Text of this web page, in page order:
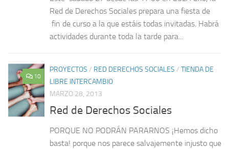
Red de Derechos Sociales prepara una fiesta de
fin de curso a la que estáis todas invitadas. Habrá
actividades durante toda la tarde para...
10
PROYECTOS / RED DERECHOS SOCIALES / TIENDA DE
LIBRE INTERCAMBIO
MARZO 28, 2013
Red de Derechos Sociales
PORQUE NO PODRÁN PARARNOS ¡Hemos dicho
basta! porque nos parece salvajemente injusto que